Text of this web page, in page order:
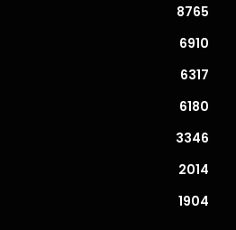
8765
6910
6317
6180
3346
2014
1904